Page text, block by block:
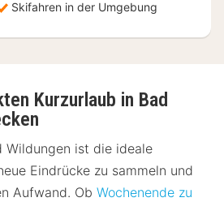
Skifahren in der Umgebung
Kurzurlaub in Bad
Wildungen ist die ideale
Eindrücke zu sammeln und
Aufwand. Ob Wochenende zu